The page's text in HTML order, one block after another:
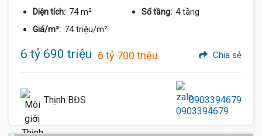
Diện tích: 74 m² Số tầng: 4 tầng
Giá/m²: 74 triệu/m²
6 tỷ 690 triệu 6 tỷ 700 triệu Chia sẻ
Thịnh BĐS 0903394679